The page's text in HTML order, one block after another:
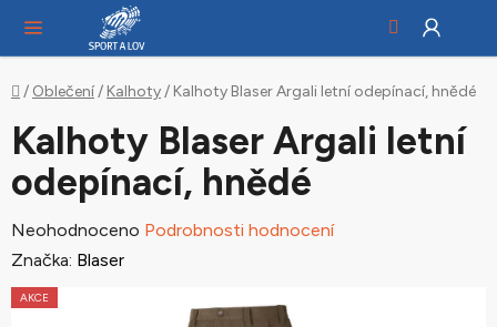
obsah
Domů
/ Oblečení/ Kalhoty/ Kalhoty Blaser Argali letní odepínací, hnědé
Kalhoty Blaser Argali letní
odepínací, hnědé
Průměrné
hodnocení
produktu
Neohodnoceno Podrobnosti hodnocení
Značka: Blaser
AKCE